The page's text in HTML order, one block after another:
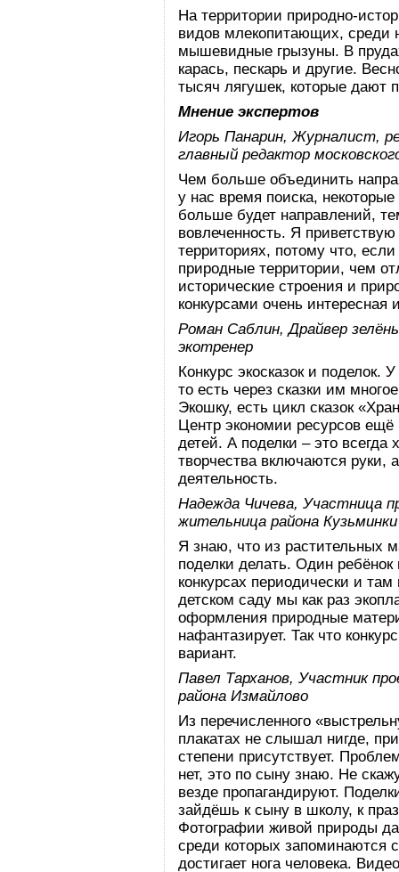
На территории природно-
видов млекопитающих, среди
мышевидные грызуны. В
карась, пескарь и другие.
тысяч лягушек, которые дают
Мнение экспертов
Игорь Панарин, Журналист,
главный редактор
Чем больше объединить
у нас время поиска,
больше будет направлений,
вовлеченность. Я
территориях, потому что,
природные территории, чем
исторические строения и
конкурсами очень интересная
Роман Саблин, Драйвер
экотренер
Конкурс экосказок и поделок.
то есть через сказки им
Экошку, есть цикл сказок
Центр экономии ресурсов
детей. А поделки – это
творчества включаются руки,
деятельность.
Надежда Чичева, Участница
жительница района Кузьминки
Я знаю, что из растительных
поделки делать. Один
конкурсах периодически и
детском саду мы как раз
оформления природные
нафантазирует. Так что
вариант.
Павел Тарханов, Участник
района Измайлово
Из перечисленного
плакатах не слышал нигде,
степени присутствует.
нет, это по сыну знаю. Не
везде пропагандируют.
зайдёшь к сыну в школу, к
Фотографии живой природы
среди которых запоминаются
достигает нога человека.